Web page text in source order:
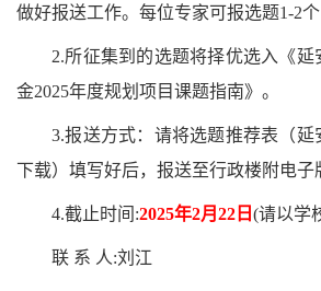
做好报送工作。每位专家可报选题1-2个
2.所征集到的选题将择优选入《
金2025年度规划项目课题指南》。
3.报送方式：请将选题推荐表（
下载）填写好后，报送至行政楼 附电子
4.截止时间:2025年2月 22 日 (请以学
联 系 人:刘江